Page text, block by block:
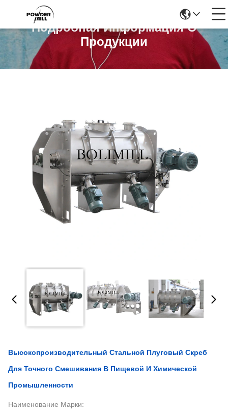
Подробная Информация О
Продукции
Высокопроизводительный Стальной Плуговый Скреб
Для Точного Смешивания В Пищевой И Химической
Промышленности
Наименование Марки: